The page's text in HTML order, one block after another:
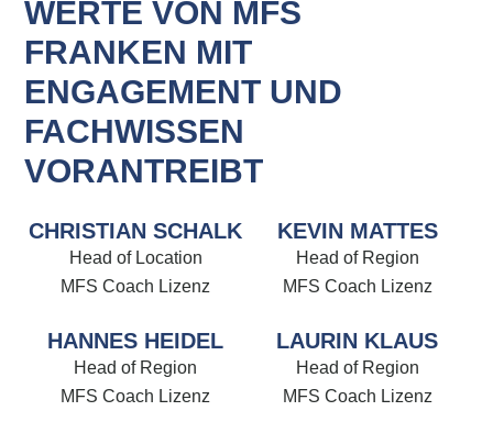
WERTE VON MFS
FRANKEN MIT
ENGAGEMENT UND
FACHWISSEN
VORANTREIBT
CHRISTIAN SCHALK
Head of Location
MFS Coach Lizenz
KEVIN MATTES
Head of Region
MFS Coach Lizenz
HANNES HEIDEL
Head of Region
MFS Coach Lizenz
LAURIN KLAUS
Head of Region
MFS Coach Lizenz